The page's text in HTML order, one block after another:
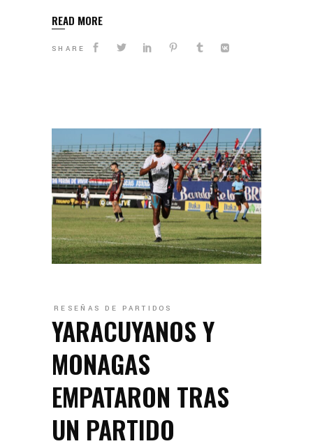
READ MORE
SHARE
RESEÑAS DE PARTIDOS
YARACUYANOS Y
MONAGAS
EMPATARON TRAS
UN PARTIDO